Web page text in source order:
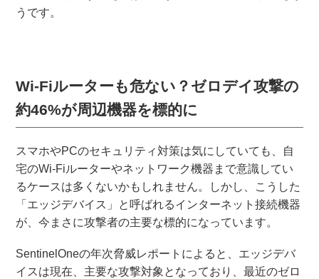
うです。
Wi-Fiルーターも危ない？ゼロデイ攻撃の
約46%が周辺機器を標的に
スマホやPCのセキュリティ対策は気にしていても、自
宅のWi-Fiルーターやネットワーク機器まで意識してい
るケースは多くないかもしれません。しかし、こうした
「エッジデバイス」と呼ばれるインターネット接続機器
が、今まさに攻撃者の主要な標的になっています。
SentinelOneの年次脅威レポートによると、エッジデバ
イスは現在、主要な攻撃対象となっており、最近のゼロ